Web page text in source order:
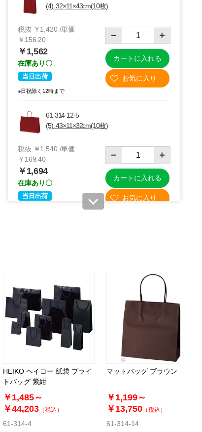
(4). 32×11×43cm(10枚)
税抜 ￥1,420 /単価
￥156.20
￥1,562
在庫あり〇
当日出荷
※日祝除く12時まで
カートに入れる
61-314-12-5
(5). 43×11×32cm(10枚)
税抜 ￥1,540 /単価
￥169.40
￥1,694
在庫あり〇
当日出荷
カートに入れる
￥11,330
08月21日頃の出荷
送料無料 別送
カートに入れる
61-314-12-7
(7). 幅22.5×奥行8×高さ32cm(100枚)
税抜 ￥10,600 /単価
￥11,660
08月21日頃の出荷
送料無料
カートに入れる
HEIKO ヘイコー 紙袋 ブライ
トバッグ 紫紺
￥1,485～
￥44,203 （税込）
61-314-4
マットバッグ ブラウン
￥1,199～
￥13,750 （税込）
61-314-14